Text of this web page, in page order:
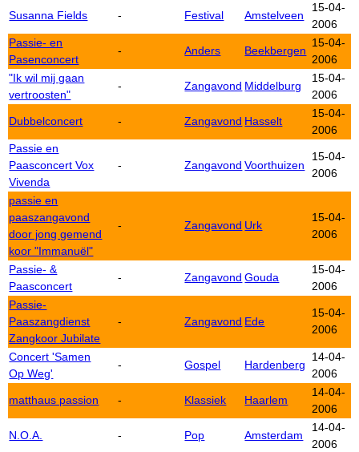
Susanna Fields - Festival Amstelveen
15-04-
2006
Passie- en
Pasenconcert
- Anders Beekbergen
15-04-
2006
"Ik wil mij gaan
vertroosten"
- Zangavond Middelburg
15-04-
2006
Dubbelconcert - Zangavond Hasselt
15-04-
2006
Passie en
Paasconcert Vox
Vivenda
- Zangavond Voorthuizen
15-04-
2006
passie en
paaszangavond
door jong gemend
koor "Immanuël"
- Zangavond Urk
15-04-
2006
Passie- &
Paasconcert
- Zangavond Gouda
15-04-
2006
Passie-
Paaszangdienst
Zangkoor Jubilate
- Zangavond Ede
15-04-
2006
Concert 'Samen
Op Weg'
- Gospel Hardenberg
14-04-
2006
matthaus passion - Klassiek Haarlem
14-04-
2006
N.O.A. - Pop Amsterdam
14-04-
2006